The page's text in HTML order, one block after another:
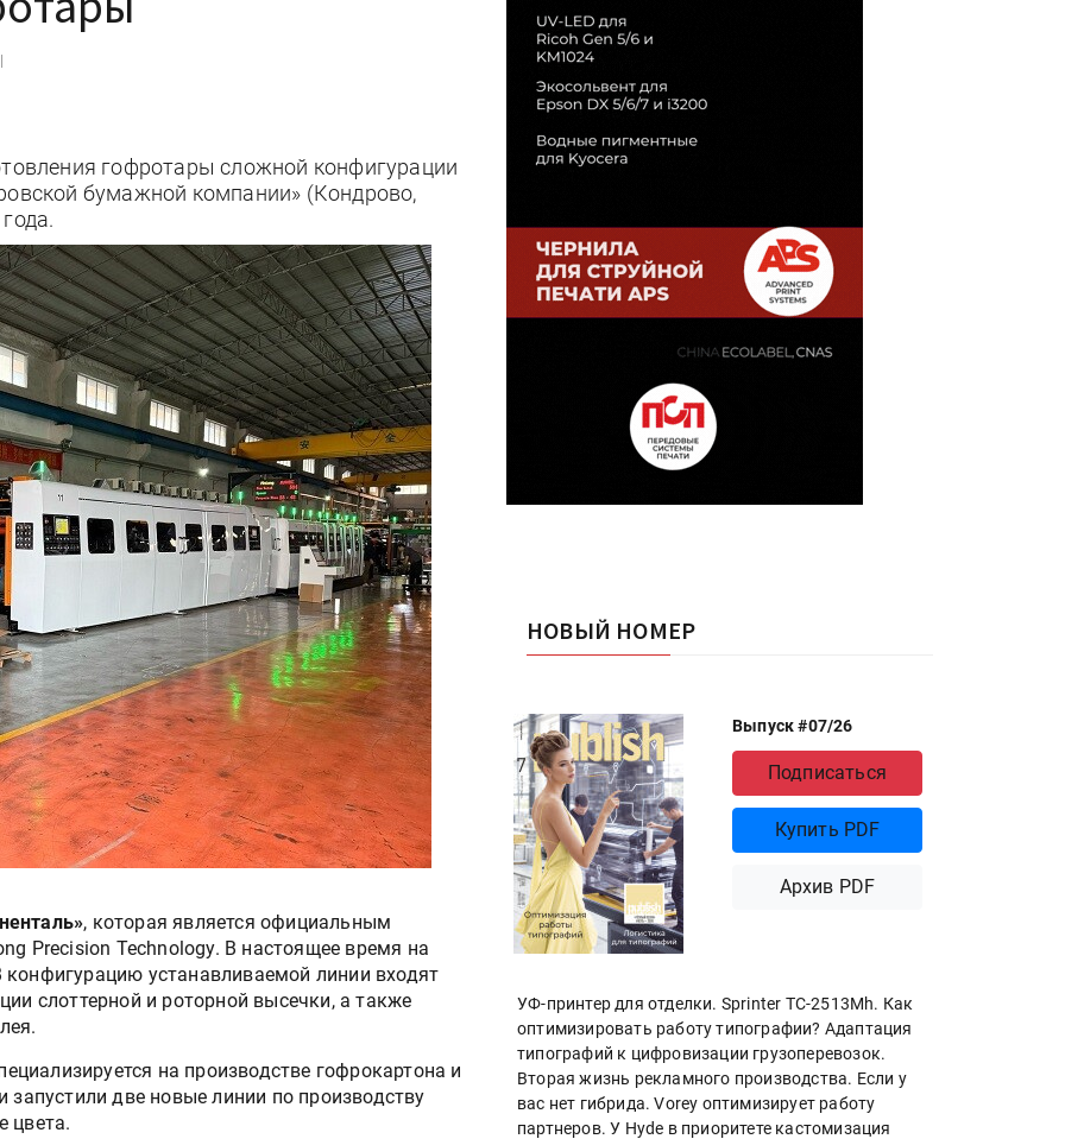
|
гофротары сложной конфигурации
бумажной компании» (Кондрово,
, которая является официальным
Precision Technology. В настоящее время на
устанавливаемой линии входят
слоттерной и роторной высечки, а также
на производстве гофрокартона и
две новые линии по производству
цвета.
НОВЫЙ НОМЕР
Выпуск #07/26
Подписаться
Купить PDF
Архив PDF
УФ-принтер для отделки. Sprinter ТС-2513Mh. Как
оптимизировать работу типографии? Адаптация
типографий к цифровизации грузоперевозок.
Вторая жизнь рекламного производства. Если у
вас нет гибрида. Vorey оптимизирует работу
партнеров. У Hyde в приоритете кастомизация